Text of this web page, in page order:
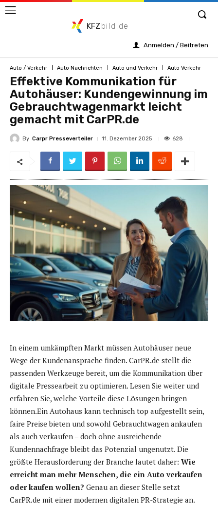
KFZ bild.de
Anmelden / Beitreten
Auto / Verkehr Auto Nachrichten Auto und Verkehr Auto Verkehr
Effektive Kommunikation für
Autohäuser: Kundengewinnung im
Gebrauchtwagenmarkt leicht
gemacht mit CarPR.de
By Carpr Presseverteiler 11. Dezember 2025 628
In einem umkämpften Markt müssen Autohäuser neue
Wege der Kundenansprache finden. CarPR.de stellt die
passenden Werkzeuge bereit, um die Kommunikation über
digitale Pressearbeit zu optimieren. Lesen Sie weiter und
erfahren Sie, welche Vorteile diese Lösungen bringen
können.Ein Autohaus kann technisch top aufgestellt sein,
faire Preise bieten und sowohl Gebrauchtwagen ankaufen
als auch verkaufen – doch ohne ausreichende
Kundennachfrage bleibt das Potenzial ungenutzt. Die
größte Herausforderung der Branche lautet daher: Wie
erreicht man mehr Menschen, die ein Auto verkaufen
oder kaufen wollen? Genau an dieser Stelle setzt
CarPR.de mit einer modernen digitalen PR-Strategie an.